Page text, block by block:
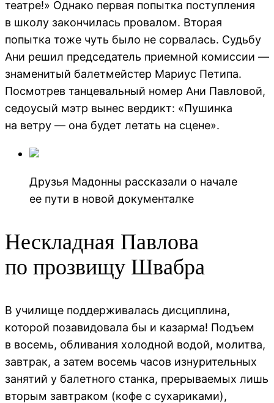
театре!» Однако первая попытка поступления
в школу закончилась провалом. Вторая
попытка тоже чуть было не сорвалась. Судьбу
Ани решил председатель приемной комиссии —
знаменитый балетмейстер Мариус Петипа.
Посмотрев танцевальный номер Ани Павловой,
седоусый мэтр вынес вердикт: «Пушинка
на ветру — она будет летать на сцене».
Друзья Мадонны рассказали о начале
ее пути в новой документалке
Нескладная Павлова
по прозвищу Швабра
В училище поддерживалась дисциплина,
которой позавидовала бы и казарма! Подъем
в восемь, обливания холодной водой, молитва,
завтрак, а затем восемь часов изнурительных
занятий у балетного станка, прерываемых лишь
вторым завтраком (кофе с сухариками),